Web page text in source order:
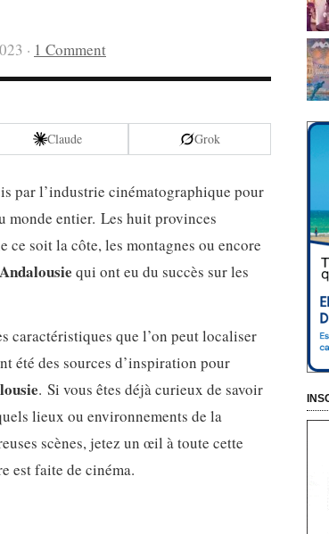
· 1 Comment
Claude Grok
par l’industrie cinématographique pour
monde entier. Les huit provinces
ce soit la côte, les montagnes ou encore
qui ont eu du succès sur les
caractéristiques que l’on peut localiser
été des sources d’inspiration pour
. Si vous êtes déjà curieux de savoir
lieux ou environnements de la
scènes, jetez un œil à toute cette
est faite de cinéma.